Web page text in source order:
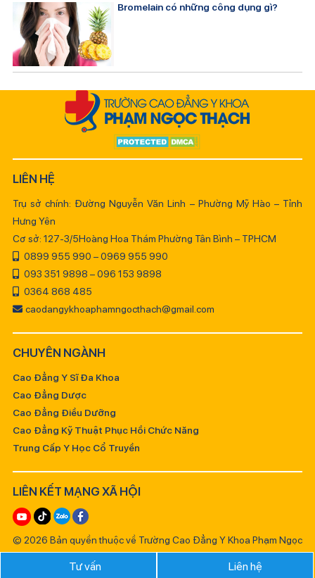
Bromelain có những công dụng gì?
LIÊN HỆ
Trụ sở chính: Đường Nguyễn Văn Linh – Phường Mỹ Hào – Tỉnh
Hưng Yên
Cơ sở: 127-3/5Hoàng Hoa Thám Phường Tân Bình – TPHCM
0899 955 990 – 0969 955 990
093 351 9898 – 096 153 9898
0364 868 485
caodangykhoaphamngocthach@gmail.com
CHUYÊN NGÀNH
Cao Đẳng Y Sĩ Đa Khoa
Cao Đẳng Dược
Cao Đẳng Điều Dưỡng
Cao Đẳng Kỹ Thuật Phục Hồi Chức Năng
Trung Cấp Y Học Cổ Truyền
LIÊN KẾT MẠNG XÃ HỘI
© 2026 Bản quyền thuộc về Trường Cao Đẳng Y Khoa Phạm Ngọc
Tư vấn Liên hệ